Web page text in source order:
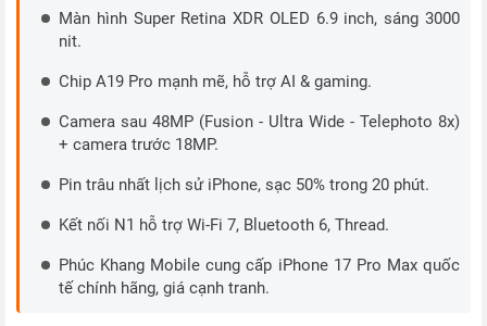
Màn hình Super Retina XDR OLED 6.9 inch, sáng 3000
nit.
Chip A19 Pro mạnh mẽ, hỗ trợ AI & gaming.
Camera sau 48MP (Fusion - Ultra Wide - Telephoto 8x)
+ camera trước 18MP.
Pin trâu nhất lịch sử iPhone, sạc 50% trong 20 phút.
Kết nối N1 hỗ trợ Wi-Fi 7, Bluetooth 6, Thread.
Phúc Khang Mobile cung cấp iPhone 17 Pro Max quốc
tế chính hãng, giá cạnh tranh.